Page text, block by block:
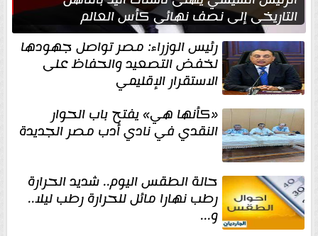
التاريخي إلى نصف نهائي كأس العالم
رئيس الوزراء: مصر تواصل جهودها
لخفض التصعيد والحفاظ على
الاستقرار الإقليمي
«كأنها هي» يفتح باب الحوار
النقدي في نادي أدب مصر الجديدة
حالة الطقس اليوم.. شديد الحرارة
رطب نهارا مائل للحرارة رطب ليلا..
و...